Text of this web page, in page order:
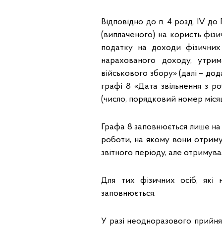
Відповідно до п. 4 розд. IV до
(виплаченого) на користь
податку на доходи
нарахованого доходу,
військового збору» (далі –
графі 8 «Дата звільнення з
(число, порядковий номер
Графа 8 заповнюється лише на
роботи, на якому вони
звітного періоду, але
Для тих фізичних осіб, які
заповнюється.
У разі неодноразового